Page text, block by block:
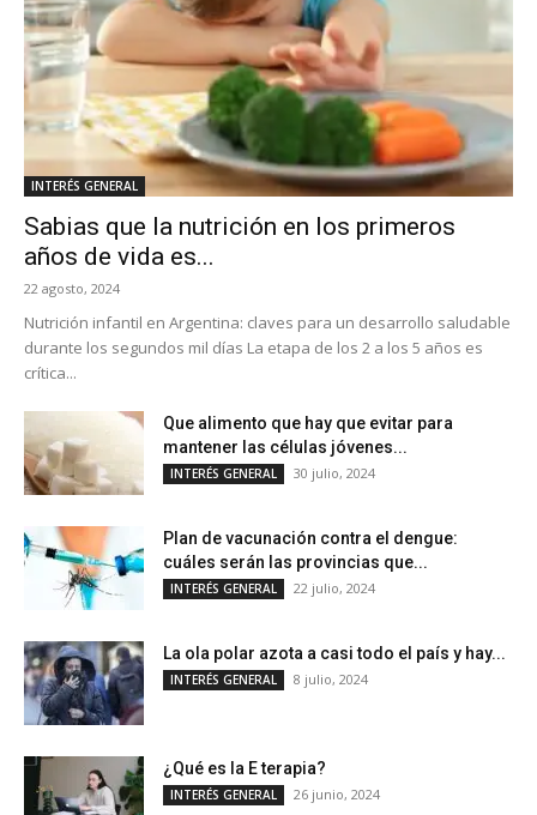
INTERÉS GENERAL
Sabias que la nutrición en los primeros
años de vida es...
22 agosto, 2024
Nutrición infantil en Argentina: claves para un desarrollo saludable
durante los segundos mil días La etapa de los 2 a los 5 años es
crítica...
Que alimento que hay que evitar para
mantener las células jóvenes...
INTERÉS GENERAL 30 julio, 2024
Plan de vacunación contra el dengue:
cuáles serán las provincias que...
INTERÉS GENERAL 22 julio, 2024
La ola polar azota a casi todo el país y hay...
INTERÉS GENERAL 8 julio, 2024
¿Qué es la E terapia?
INTERÉS GENERAL 26 junio, 2024